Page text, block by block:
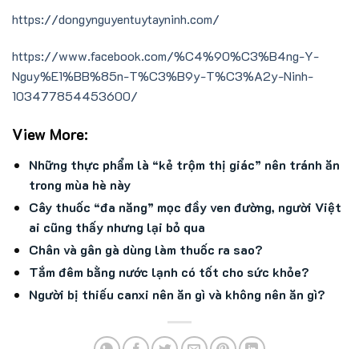
https://dongynguyentuytayninh.com/
https://www.facebook.com/%C4%90%C3%B4ng-Y-
Nguy%E1%BB%85n-T%C3%B9y-T%C3%A2y-Ninh-
103477854453600/
View More:
Những thực phẩm là “kẻ trộm thị giác” nên tránh ăn
trong mùa hè này
Cây thuốc “đa năng” mọc đầy ven đường, người Việt
ai cũng thấy nhưng lại bỏ qua
Chân và gân gà dùng làm thuốc ra sao?
Tắm đêm bằng nước lạnh có tốt cho sức khỏe?
Người bị thiếu canxi nên ăn gì và không nên ăn gì?